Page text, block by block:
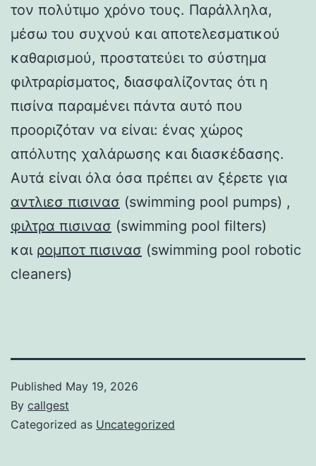
τον πολύτιμο χρόνο τους. Παράλληλα,
μέσω του συχνού και αποτελεσματικού
καθαρισμού, προστατεύει το σύστημα
φιλτραρίσματος, διασφαλίζοντας ότι η
πισίνα παραμένει πάντα αυτό που
προοριζόταν να είναι: ένας χώρος
απόλυτης χαλάρωσης και διασκέδασης.
Αυτά είναι όλα όσα πρέπει αν ξέρετε για
αντλιεσ πισινασ (swimming pool pumps) ,
φιλτρα πισινασ (swimming pool filters)
και ρομποτ πισινασ (swimming pool robotic
cleaners)
Published May 19, 2026
By callgest
Categorized as Uncategorized